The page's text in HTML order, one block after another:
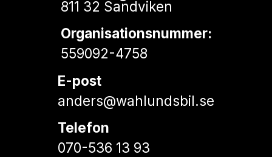
811 32 Sandviken
Organisationsnummer:
559092-4758
E-post
anders@wahlundsbil.se
Telefon
070-536 13 93